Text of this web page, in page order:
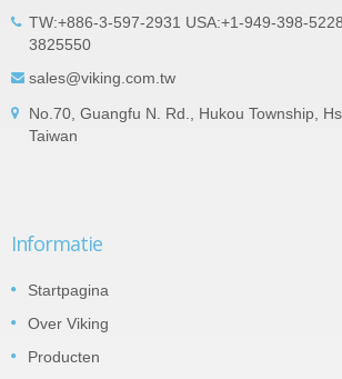
TW:+886-3-597-2931 USA:+1-949-398-
3825550
sales@viking.com.tw
No.70, Guangfu N. Rd., Hukou Township,
Taiwan
Informatie
Startpagina
Over Viking
Producten